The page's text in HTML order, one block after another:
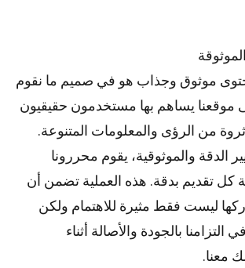
محتوى موثوق وجذاب هو في صميم ما نقوم
موقعنا يساهم بها مستخدمون حقيقيون
من الرؤى والمعلومات المتنوعة.
الدقة والموثوقية، يقوم محررونا
كل تقديم بدقة. هذه العملية تضمن أن
ليست فقط مثيرة للاهتمام ولكن
بالجودة والأصالة أثناء
معنا.